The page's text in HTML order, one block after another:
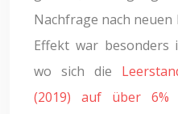
Nachfrage nach neuen
Effekt war besonders
wo sich die
(2019) auf über 6%